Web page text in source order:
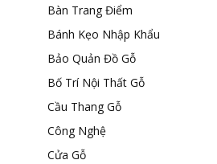
Bàn Trang Điểm
Bánh Kẹo Nhập Khẩu
Bảo Quản Đồ Gỗ
Bố Trí Nội Thất Gỗ
Cầu Thang Gỗ
Công Nghệ
Cửa Gỗ